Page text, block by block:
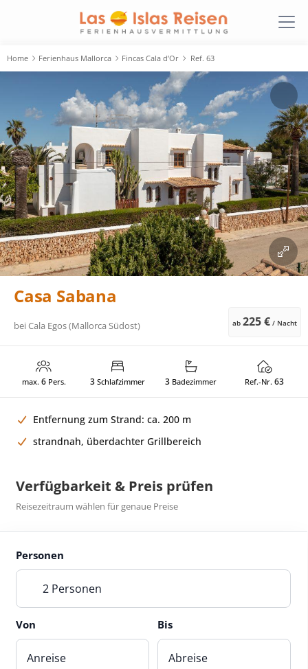
Home Ferienhaus Mallorca Fincas Cala d’Or Ref. 63
Casa Sabana
beiCala Egos (Mallorca Südost) ab 225 € / Nacht
max. 6Pers. 3Schlafzimmer 3 Badezimmer Ref.-Nr. 63
Entfernung zum Strand: ca. 200 m
strandnah, überdachter Grillbereich
Verfügbarkeit & Preis prüfen
Reisezeitraum wählen für genaue Preise
Personen
2 Personen
Von Bis